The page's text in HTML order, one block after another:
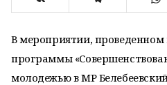
В мероприятии,
программы
молодежью в МР